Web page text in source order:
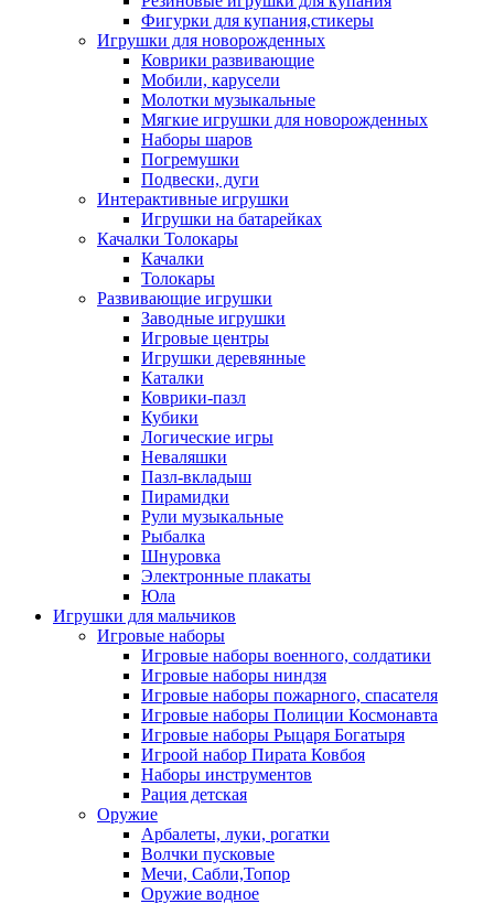
Фигурки для купания,стикеры
Игрушки для новорожденных
Коврики развивающие
Мобили, карусели
Молотки музыкальные
Мягкие игрушки для новорожденных
Наборы шаров
Погремушки
Подвески, дуги
Интерактивные игрушки
Игрушки на батарейках
Качалки Толокары
Качалки
Толокары
Развивающие игрушки
Заводные игрушки
Игровые центры
Игрушки деревянные
Каталки
Коврики-пазл
Кубики
Логические игры
Неваляшки
Пазл-вкладыш
Пирамидки
Рули музыкальные
Рыбалка
Шнуровка
Электронные плакаты
Юла
Игрушки для мальчиков
Игровые наборы
Игровые наборы военного, солдатики
Игровые наборы ниндзя
Игровые наборы пожарного, спасателя
Игровые наборы Полиции Космонавта
Игровые наборы Рыцаря Богатыря
Игроой набор Пирата Ковбоя
Наборы инструментов
Рация детская
Оружие
Арбалеты, луки, рогатки
Волчки пусковые
Мечи, Сабли,Топор
Оружие водное